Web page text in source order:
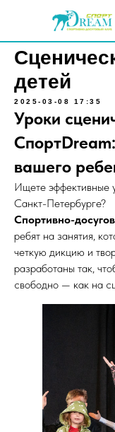
ул.
ТЦ
детей
2025-03-08 17:35
Уроки
вашего
Ищете эффективные
Санкт-Петербурге?
Спортивно-
ребят на занятия,
четкую дикцию и
разработаны так,
свободно — как на